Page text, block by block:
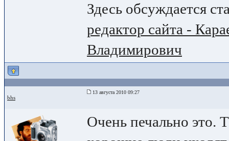
Здесь обсуждается
редактор сайта -
Владимирович
bhs
13 августа 2010 09:27
Очень печально это.